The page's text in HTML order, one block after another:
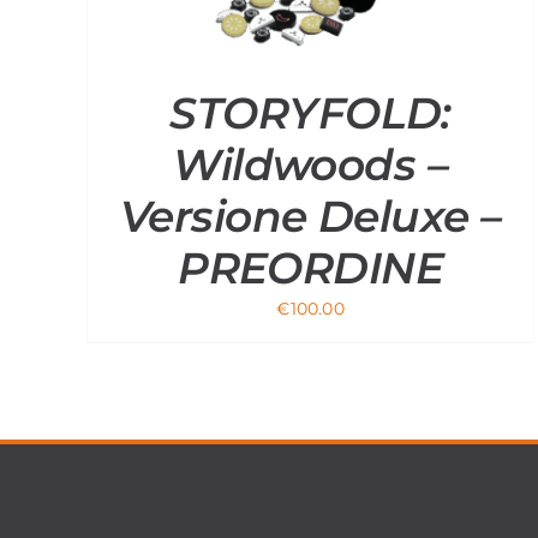
STORYFOLD:
Wildwoods –
Versione Deluxe –
PREORDINE
€100.00